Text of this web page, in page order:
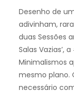
Desenho de
adivinham,
duas Sessões
Salas Vazias’,
Minimalismos
mesmo plano.
necessário